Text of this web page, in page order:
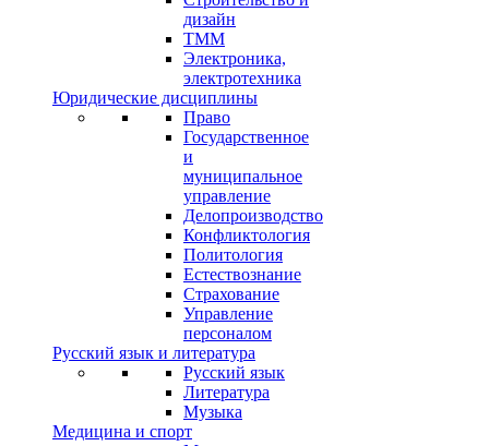
дизайн
ТММ
Электроника,
электротехника
Юридические дисциплины
Право
Государственное
и
муниципальное
управление
Делопроизводство
Конфликтология
Политология
Естествознание
Страхование
Управление
персоналом
Русский язык и литература
Русский язык
Литература
Музыка
Медицина и спорт